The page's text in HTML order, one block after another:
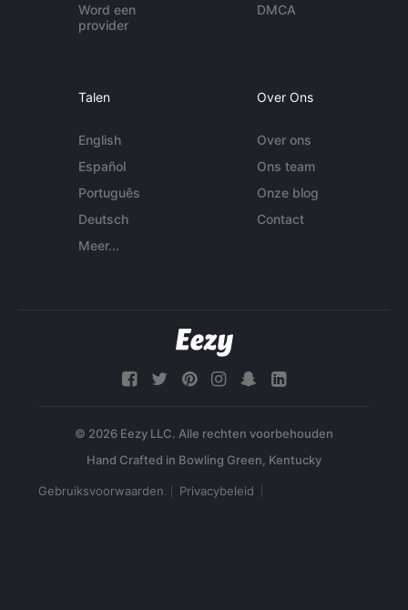
Word een
provider
DMCA
Talen
English
Español
Português
Deutsch
Meer...
Over Ons
Over ons
Ons team
Onze blog
Contact
© 2026 Eezy LLC. Alle rechten voorbehouden
Gebruiksvoorwaarden Privacybeleid